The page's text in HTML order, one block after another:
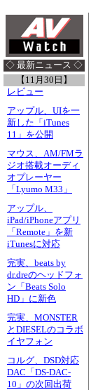
◇ 最新ニュース ◇
【11月30日】
レビュー
アップル、UIを一
新した「iTunes
11」を公開
マウス、AM/FMラ
ジオ搭載オーディ
オプレーヤー
「Lyumo M33」
アップル、
iPad/iPhoneアプリ
「Remote」を新
iTunesに対応
完実、beats by
dr.dreのヘッドフォ
ン「Beats Solo
HD」に新色
完実、MONSTER
とDIESELのコラボ
イヤフォン
コルグ、DSD対応
DAC「DS-DAC-
10」の次回出荷